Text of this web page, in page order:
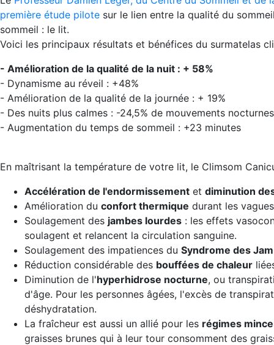
première étude pilote sur le lien entre la qualité du
sommeil : le lit.
Voici les principaux résultats et bénéfices du surmatelas
- Amélioration de la qualité de la nuit : + 58%
- Dynamisme au réveil : +48%
- Amélioration de la qualité de la journée : + 19%
- Des nuits plus calmes : -24,5% de mouvements nocturnes
- Augmentation du temps de sommeil : +23 minutes
En maîtrisant la température de votre lit, le Climsom
Accélération de l'endormissement et diminution
Amélioration du confort thermique durant les
Soulagement des jambes lourdes : les effets
soulagent et relancent la circulation sanguine.
Soulagement des impatiences du Syndrome des
Réduction considérable des bouffées de chaleur
Diminution de l'hyperhidrose nocturne, ou
d'âge. Pour les personnes âgées, l'excès de
déshydratation.
La fraîcheur est aussi un allié pour les régimes
graisses brunes qui à leur tour consomment des